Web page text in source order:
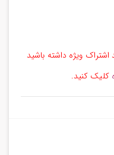
ویژه داشته باشید
کلیک کنید.